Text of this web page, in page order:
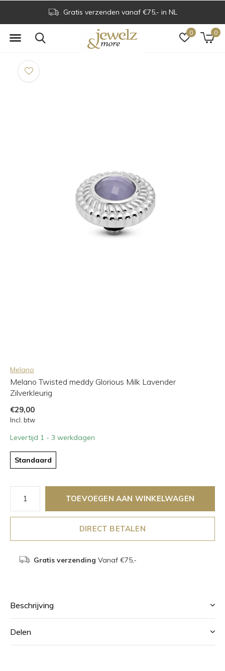
0 0
Gratis verzenden vanaf €75,- in NL
Melano
Melano Twisted meddy Glorious Milk Lavender
Zilverkleurig
€29,00
Incl. btw
Levertijd 1 - 3 werkdagen
Standaard
TOEVOEGEN AAN WINKELWAGEN
DIRECT BETALEN
Gratis verzending Vanaf €75,-
Beschrijving
Delen